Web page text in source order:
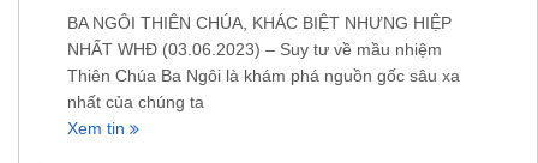
BA NGÔI THIÊN CHÚA, KHÁC BIỆT NHƯNG HIỆP
NHẤT WHĐ (03.06.2023) – Suy tư về mầu nhiệm
Thiên Chúa Ba Ngôi là khám phá nguồn gốc sâu xa
nhất của chúng ta
Xem tin